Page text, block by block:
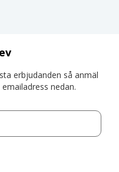
erbjudanden så anmäl
nedan.